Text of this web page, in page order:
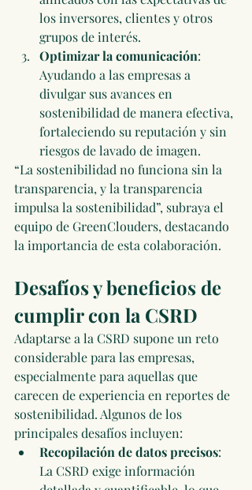
los inversores, clientes y otros
grupos de interés.
Optimizar la comunicación:
Ayudando a las empresas a
divulgar sus avances en
sostenibilidad de manera efectiva,
fortaleciendo su reputación y sin
riesgos de lavado de imagen.
“La sostenibilidad no funciona sin la
transparencia, y la transparencia
impulsa la sostenibilidad”, subraya el
equipo de GreenClouders, destacando
la importancia de esta colaboración.
Desafíos y beneficios de
cumplir con la CSRD
Adaptarse a la CSRD supone un reto
considerable para las empresas,
especialmente para aquellas que
carecen de experiencia en reportes de
sostenibilidad. Algunos de los
principales desafíos incluyen:
Recopilación de datos precisos:
La CSRD exige información